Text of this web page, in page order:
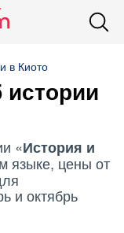
в Киото
истории
«История и
языке, цены от
и октябрь